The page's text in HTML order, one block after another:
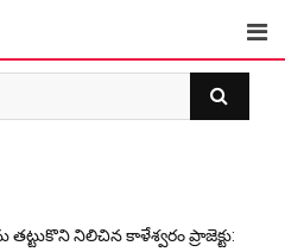
తట్టుకొని నిలిచిన కాళేశ్వరం ప్రాజెక్టు: